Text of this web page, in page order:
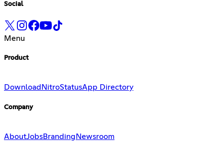
Social
Menu
Product
Download NitroStatusApp Directory
Company
AboutJobsBranding Newsroom